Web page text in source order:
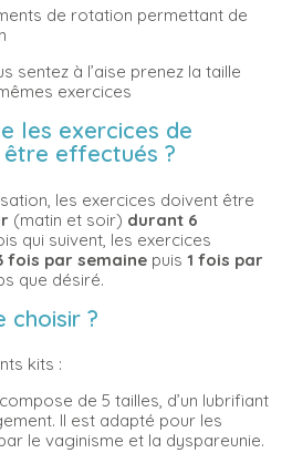
de rotation permettant de
sentez à l’aise prenez la taille
exercices
les exercices de
effectués ?
les exercices doivent être
(matin et soir) durant 6
qui suivent, les exercices
fois par semaine puis 1 fois par
que désiré.
choisir ?
kits :
de 5 tailles, d’un lubrifiant
Il est adapté pour les
le vaginisme et la dyspareunie.